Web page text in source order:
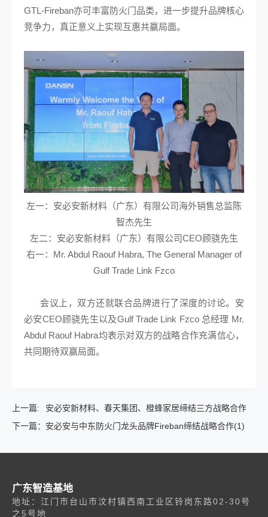
GTL-Fireban亦可丰富防火门品类，进一步提升品牌核心
竞争力，真正意义上实现互惠共赢局面。
左一：安必安新材料（广东）有限公司海外销售总监陈
智杰先生
左二： 安必安新材料（广东）有限公司CEO顾骁先生
右一：Mr. Abdul Raouf Habra, The General Manager of
Gulf Trade Link Fzco
会议上，双方还就联合品牌进行了深度的讨论。安
必安CEO顾骁先生以及Gulf Trade Link Fzco 总经理 Mr.
Abdul Raouf Habra均表示对双方的战略合作充满信心，
共同期待双赢局面。
上一篇:
安必安新材料、春天集团、橙蜂家居缔结三方战略合作
下一篇： 安必安与中东防火门龙头品牌Fireban缔结战略合作(1)
广东智造基地
地址：江门市台山市汶村镇西南工业区铃岗东路02-30号
之5号地